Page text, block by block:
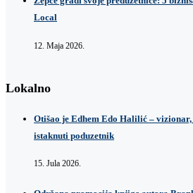
Local
12. Maja 2026.
Lokalno
Otišao je Edhem Edo Halilić –
istaknuti poduzetnik
15. Jula 2026.